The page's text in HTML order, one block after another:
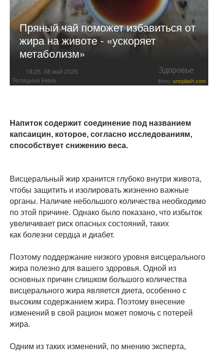
Пряный чай поможет избавиться от
жира на животе - «ускоряет
метаболизм»
18:26, 08 май 2026 Здоровье
Телицына Нина Фото: unsplash.com
Напиток содержит соединение под названием
капсаицин, которое, согласно исследованиям,
способствует снижению веса.
Висцеральный жир хранится глубоко внутри живота,
чтобы защитить и изолировать жизненно важные
органы. Наличие небольшого количества необходимо
по этой причине. Однако было показано, что избыток
увеличивает риск опасных состояний, таких
как болезни сердца и диабет.
Поэтому поддержание низкого уровня висцерального
жира полезно для вашего здоровья. Одной из
основных причин слишком большого количества
висцерального жира является диета, особенно с
высоким содержанием жира. Поэтому внесение
изменений в свой рацион может помочь с потерей
жира.
Одним из таких изменений, по мнению эксперта,